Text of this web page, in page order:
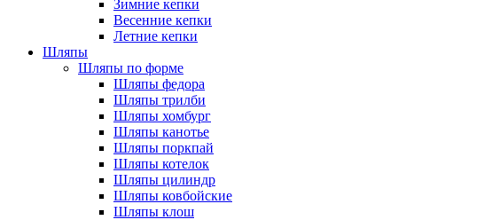
Зимние кепки
Весенние кепки
Летние кепки
Шляпы
Шляпы по форме
Шляпы федора
Шляпы трилби
Шляпы хомбург
Шляпы канотье
Шляпы поркпай
Шляпы котелок
Шляпы цилиндр
Шляпы ковбойские
Шляпы клош